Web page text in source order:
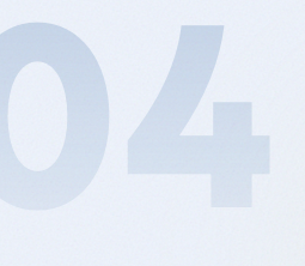
spa in